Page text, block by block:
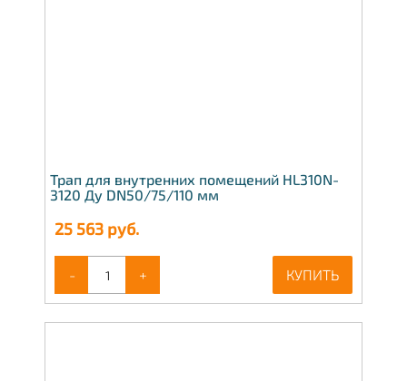
Трап для внутренних помещений HL310N-
3120 Ду DN50/75/110 мм
25 563 руб.
- + КУПИТЬ